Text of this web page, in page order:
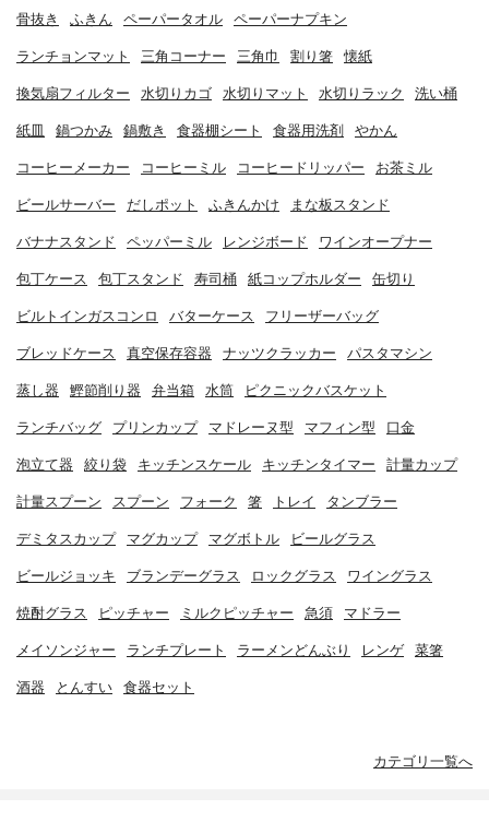
骨抜き ふきん ペーパータオル ペーパーナプキン
ランチョンマット 三角コーナー 三角巾 割り箸 懐紙
換気扇フィルター 水切りカゴ 水切りマット 水切りラック 洗い桶
紙皿 鍋つかみ 鍋敷き 食器棚シート 食器用洗剤 やかん
コーヒーメーカー コーヒーミル コーヒードリッパー お茶ミル
ビールサーバー だしポット ふきんかけ まな板スタンド
バナナスタンド ペッパーミル レンジボード ワインオープナー
包丁ケース 包丁スタンド 寿司桶 紙コップホルダー 缶切り
ビルトインガスコンロ バターケース フリーザーバッグ
ブレッドケース 真空保存容器 ナッツクラッカー パスタマシン
蒸し器 鰹節削り器 弁当箱 水筒 ピクニックバスケット
ランチバッグ プリンカップ マドレーヌ型 マフィン型 口金
泡立て器 絞り袋 キッチンスケール キッチンタイマー 計量カップ
計量スプーン スプーン フォーク 箸 トレイ タンブラー
デミタスカップ マグカップ マグボトル ビールグラス
ビールジョッキ ブランデーグラス ロックグラス ワイングラス
焼酎グラス ピッチャー ミルクピッチャー 急須 マドラー
メイソンジャー ランチプレート ラーメンどんぶり レンゲ 菜箸
酒器 とんすい 食器セット
カテゴリ一覧へ